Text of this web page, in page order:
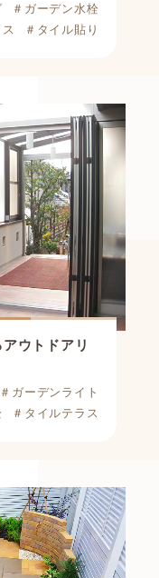
＃ガーデン水栓
＃タイル貼り
ウトドアリ
＃ガーデンライト
＃タイルテラス